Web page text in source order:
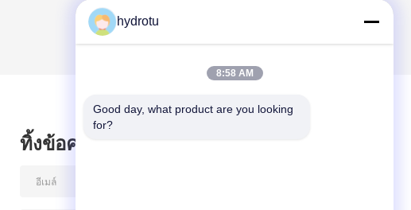
ทิ้งข้อความไว้
hydrotu
8:58 AM
Good day, what product are you looking
for?